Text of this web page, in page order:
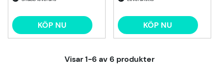
KÖP NU KÖP NU
Visar1-6av6 produkter